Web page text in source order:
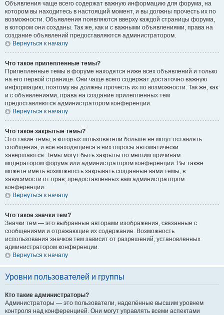
Объявления чаще всего содержат важную информацию для форума, на
котором вы находитесь в настоящий момент, и вы должны прочесть их по
возможности. Объявления появляются вверху каждой страницы форума,
в котором они созданы. Так же, как и с важными объявлениями, права на
создание объявлений предоставляются администратором.
Вернуться к началу
Что такое прилепленные темы?
Прилепленные темы в форуме находятся ниже всех объявлений и только
на его первой странице. Они чаще всего содержат достаточно важную
информацию, поэтому вы должны прочесть их по возможности. Так же, как
и с объявлениями, права на создание прилепленных тем
предоставляются администратором конференции.
Вернуться к началу
Что такое закрытые темы?
Это такие темы, в которых пользователи больше не могут оставлять
сообщения, и все находящиеся в них опросы автоматически
завершаются. Темы могут быть закрыты по многим причинам
модератором форума или администратором конференции. Вы также
можете иметь возможность закрывать созданные вами темы, в
зависимости от прав, предоставленных вам администратором
конференции.
Вернуться к началу
Что такое значки тем?
Значки тем — это выбранные авторами изображения, связанные с
сообщениями и отражающие их содержание. Возможность
использования значков тем зависит от разрешений, установленных
администратором конференции.
Вернуться к началу
Уровни пользователей и группы
Кто такие администраторы?
Администраторы — это пользователи, наделённые высшим уровнем
контроля над конференцией. Они могут управлять всеми аспектами